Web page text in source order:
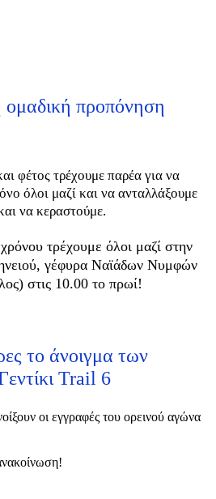
ομαδική προπόνηση
φέτος τρέχουμε παρέα για να
όλοι μαζί και να ανταλλάξουμε
να κεραστούμε.
τρέχουμε όλοι μαζί στην
γέφυρα Ναϊάδων Νυμφών
στις 10.00 το πρωί!
το άνοιγμα των
Trail 6
οι εγγραφές του ορεινού αγώνα